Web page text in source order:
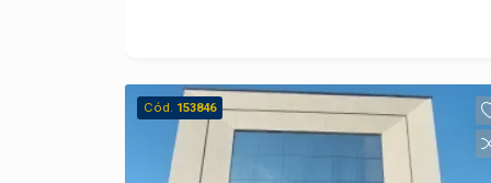
supermercados, farmácias, lojas,
terminal central, padarias etc.
#Blackfrias
Cód. 153846